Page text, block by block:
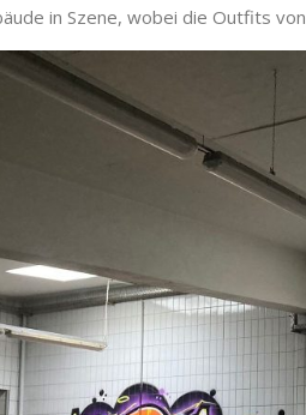
in Szene, wobei die Outfits